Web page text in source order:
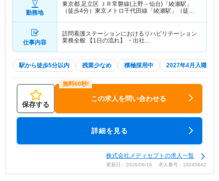
勤務地
東京都 足立区 ＪＲ常磐線(上野－仙台)「綾瀬駅」
（徒歩4分）東京メトロ千代田線「綾瀬駅」（徒歩4
仕事内容
訪問看護ステーションにおけるリハビリテーション
業務全般 【1日の流れ】 ・出社…
駅から徒歩5分以内 残業少なめ 積極採用中 2027年4月入職可
保存する
この求人を問い合わせる
詳細を見る
株式会社メディセプトの求人一覧
更新日：2026/06/16 求人番号：10245642